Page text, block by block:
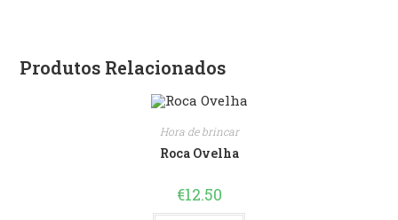
Produtos Relacionados
Hora de brincar
Roca Ovelha
€12.50